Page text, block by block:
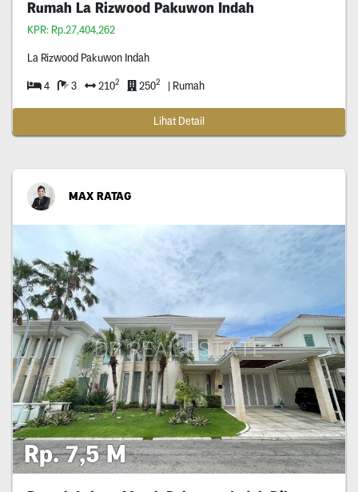
Rumah La Rizwood Pakuwon Indah
KPR: Rp.27,404,262
La Rizwood Pakuwon Indah
4 3 2102 2502 | Rumah
Lihat Detail
MAX RATAG
Rp. 7,5 M